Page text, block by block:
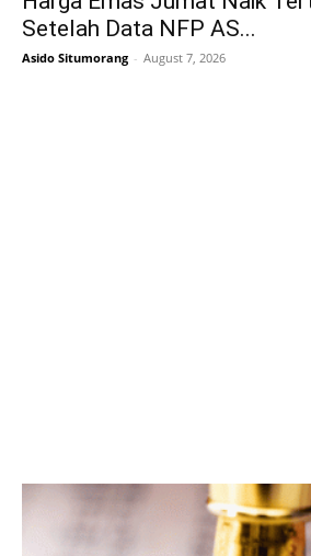
Setelah Data NFP AS...
Asido Situmorang - August 7, 2026